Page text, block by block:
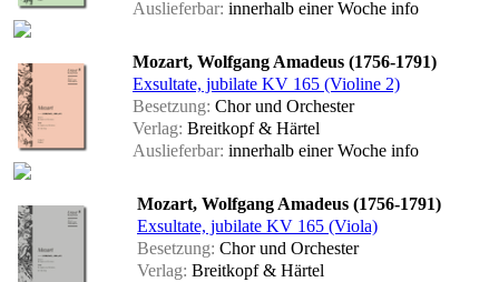
Auslieferbar: innerhalb einer Woche info
Mozart, Wolfgang Amadeus (1756-1791)
Exsultate, jubilate KV 165 (Violine 2)
Besetzung: Chor und Orchester
Verlag: Breitkopf & Härtel
Auslieferbar: innerhalb einer Woche info
Mozart, Wolfgang Amadeus (1756-1791)
Exsultate, jubilate KV 165 (Viola)
Besetzung: Chor und Orchester
Verlag: Breitkopf & Härtel